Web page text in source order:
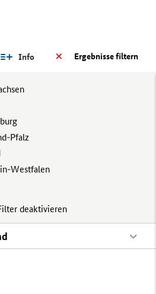
Ergebnisse filtern
Info
Pfalz
Westfalen
deaktivieren